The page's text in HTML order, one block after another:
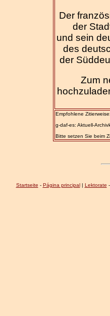
Der
der
und sein
des
der
Zum
Empfohlene Zitierweise:
g-daf-es: Aktuell-
Bitte setzen Sie beim
Startseite - Página principal| Lektorate -